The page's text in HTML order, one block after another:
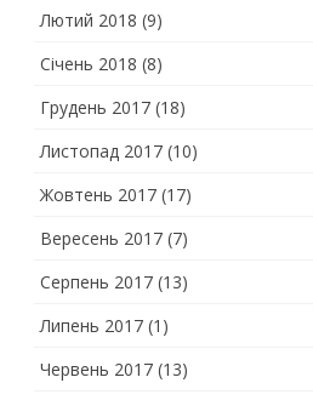
Лютий 2018 (9)
Січень 2018 (8)
Грудень 2017 (18)
Листопад 2017 (10)
Жовтень 2017 (17)
Вересень 2017 (7)
Серпень 2017 (13)
Липень 2017 (1)
Червень 2017 (13)